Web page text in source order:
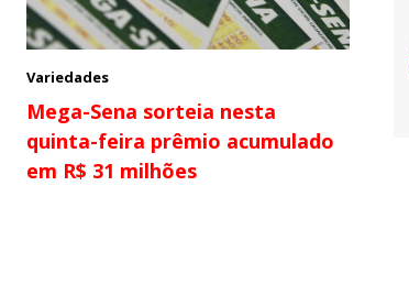
Variedades
Mega-Sena sorteia nesta
quinta-feira prêmio acumulado
em R$ 31 milhões